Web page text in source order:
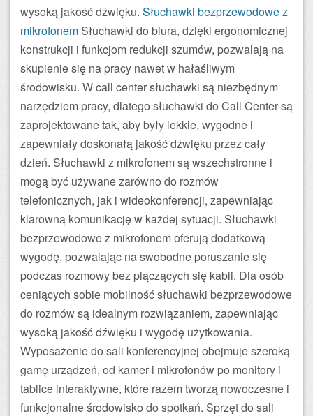
wysoką jakość dźwięku. Słuchawki bezprzewodowe z
mikrofonem Słuchawki do biura, dzięki ergonomicznej
konstrukcji i funkcjom redukcji szumów, pozwalają na
skupienie się na pracy nawet w hałaśliwym
środowisku. W call center słuchawki są niezbędnym
narzędziem pracy, dlatego słuchawki do Call Center są
zaprojektowane tak, aby były lekkie, wygodne i
zapewniały doskonałą jakość dźwięku przez cały
dzień. Słuchawki z mikrofonem są wszechstronne i
mogą być używane zarówno do rozmów
telefonicznych, jak i wideokonferencji, zapewniając
klarowną komunikację w każdej sytuacji. Słuchawki
bezprzewodowe z mikrofonem oferują dodatkową
wygodę, pozwalając na swobodne poruszanie się
podczas rozmowy bez plączących się kabli. Dla osób
ceniących sobie mobilność słuchawki bezprzewodowe
do rozmów są idealnym rozwiązaniem, zapewniając
wysoką jakość dźwięku i wygodę użytkowania.
Wyposażenie do sali konferencyjnej obejmuje szeroką
gamę urządzeń, od kamer i mikrofonów po monitory i
tablice interaktywne, które razem tworzą nowoczesne i
funkcjonalne środowisko do spotkań. Sprzęt do sali